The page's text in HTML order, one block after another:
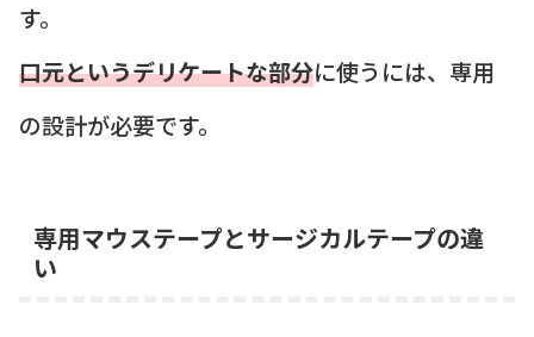
す。
口元というデリケートな部分に使うには、専用
の設計が必要です。
専用マウステープとサージカルテープの違
い